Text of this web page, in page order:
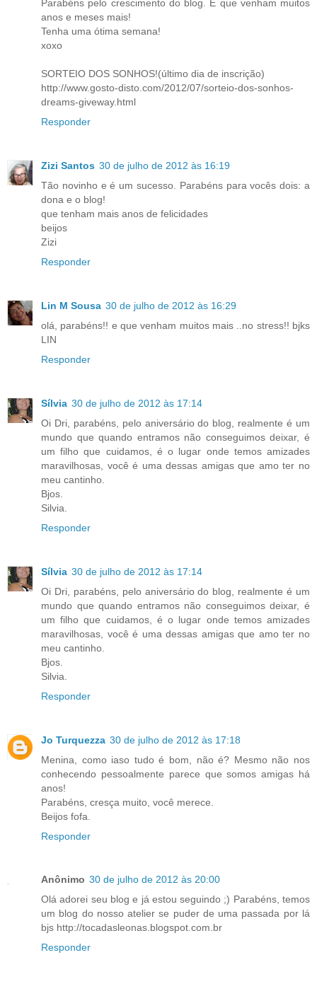
Parabéns pelo crescimento do blog. E que venham muitos
anos e meses mais!
Tenha uma ótima semana!
xoxo
SORTEIO DOS SONHOS!(último dia de inscrição)
http://www.gosto-disto.com/2012/07/sorteio-dos-sonhos-
dreams-giveway.html
Responder
Zizi Santos 30 de julho de 2012 às 16:19
Tão novinho e é um sucesso. Parabéns para vocês dois: a
dona e o blog!
que tenham mais anos de felicidades
beijos
Zizi
Responder
Lin M Sousa 30 de julho de 2012 às 16:29
olá, parabéns!! e que venham muitos mais ..no stress!! bjks
LIN
Responder
Sílvia 30 de julho de 2012 às 17:14
Oi Dri, parabéns, pelo aniversário do blog, realmente é um
mundo que quando entramos não conseguimos deixar, é
um filho que cuidamos, é o lugar onde temos amizades
maravilhosas, você é uma dessas amigas que amo ter no
meu cantinho.
Bjos.
Silvia.
Responder
Sílvia 30 de julho de 2012 às 17:14
Oi Dri, parabéns, pelo aniversário do blog, realmente é um
mundo que quando entramos não conseguimos deixar, é
um filho que cuidamos, é o lugar onde temos amizades
maravilhosas, você é uma dessas amigas que amo ter no
meu cantinho.
Bjos.
Silvia.
Responder
Jo Turquezza 30 de julho de 2012 às 17:18
Menina, como iaso tudo é bom, não é? Mesmo não nos
conhecendo pessoalmente parece que somos amigas há
anos!
Parabéns, cresça muito, você merece.
Beijos fofa.
Responder
Anônimo 30 de julho de 2012 às 20:00
Olá adorei seu blog e já estou seguindo ;) Parabéns, temos
um blog do nosso atelier se puder de uma passada por lá
bjs http://tocadasleonas.blogspot.com.br
Responder